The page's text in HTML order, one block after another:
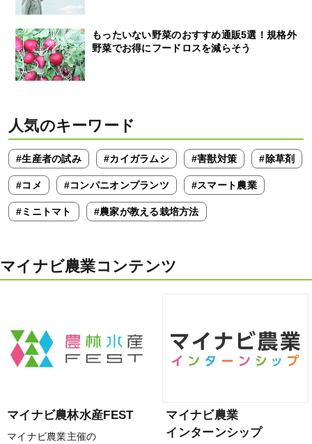
もったいない野菜のおすすめ通販5選！規格外
野菜でお得にフードロスを減らそう
人気のキーワード
#生産者の試み #カイガラムシ #害獣対策 #除草剤
#コメ #コンパニオンプランツ #スマート農業
#ミニトマト #農家が教える栽培方法
マイナビ農業コンテンツ
マイナビ農林水産FEST
マイナビ農業主催の
マイナビ農業
インターンシップ